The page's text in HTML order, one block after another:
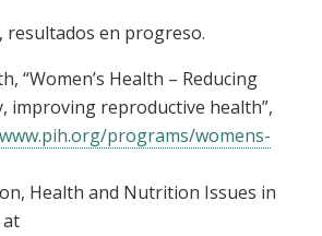
resultados en progreso.
“Women’s Health – Reducing
improving reproductive health”,
programs/womens-
Health and Nutrition Issues in
at